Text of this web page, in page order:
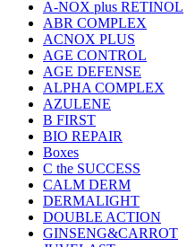
A-NOX plus RETINOL
ABR COMPLEX
ACNOX PLUS
AGE CONTROL
AGE DEFENSE
ALPHA COMPLEX
AZULENE
B FIRST
BIO REPAIR
Boxes
C the SUCCESS
CALM DERM
DERMALIGHT
DOUBLE ACTION
GINSENG&CARROT